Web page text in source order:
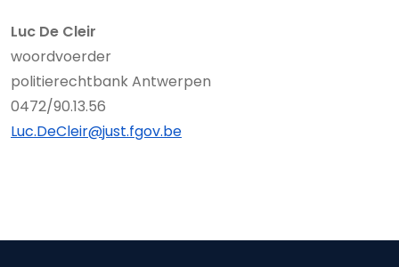
Luc De Cleir
woordvoerder
politierechtbank Antwerpen
0472/90.13.56
Luc.DeCleir@just.fgov.be